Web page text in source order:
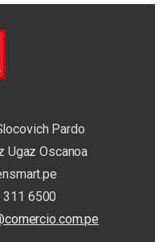
Pardo
Ugaz Oscanoa
311 6500